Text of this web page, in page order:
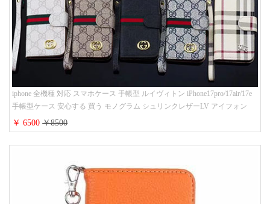
iphone 全機種 対応 スマホケース 手帳型 ルイヴィトン iPhone17pro/17air/17e
手帳型ケース 安心する 買う モノグラム シュリンクレザーLV アイフォン
16/16promaxスマホケース 手帳 多機能 グッチiphone15pro/14/13携帯ケース 大
人 レディース メンズ ストラップ付き
￥ 6500￥8500